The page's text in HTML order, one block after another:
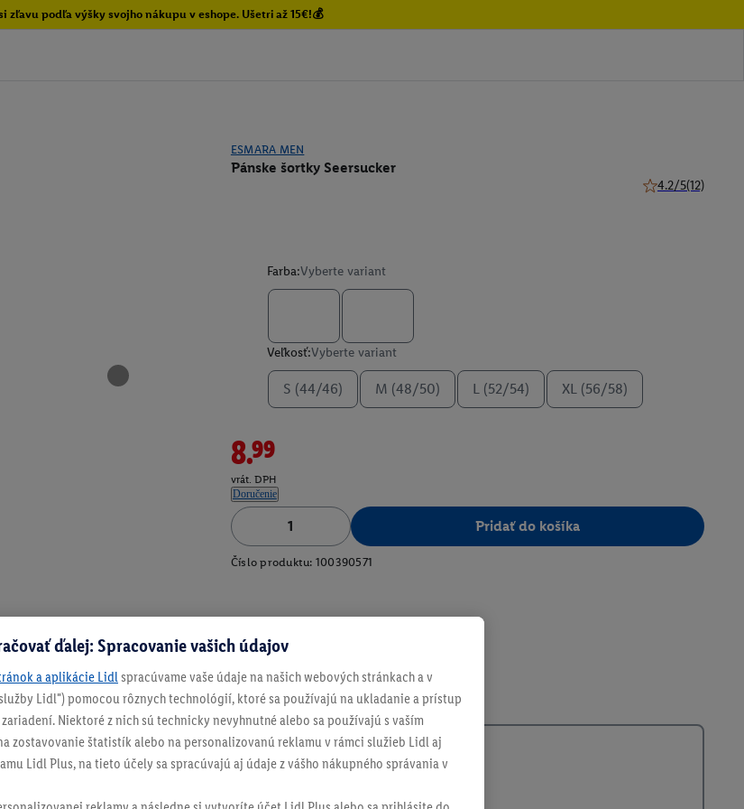
zľavu podľa výšky svojho nákupu v eshope. Ušetri až 15€!💰
ESMARA MEN
Pánske šortky Seersucker
4.2/5(12)
Farba:Vyberte variant
Veľkosť:Vyberte variant
S (44/46) M (48/50) L (52/54) XL (56/58)
8.99
vrát. DPH
Doručenie
Pridať do košíka
Číslo produktu: 100390571
ďalej: Spracovanie vašich údajov
a aplikácie Lidl spracúvame vaše údaje na našich webových stránkach a v
Lidl") pomocou rôznych technológií, ktoré sa používajú na ukladanie a prístup
Niektoré z nich sú technicky nevyhnutné alebo sa používajú s vaším
zostavovanie štatistík alebo na personalizovanú reklamu v rámci služieb Lidl aj
Lidl Plus, na tieto účely sa spracúvajú aj údaje z vášho nákupného správania v